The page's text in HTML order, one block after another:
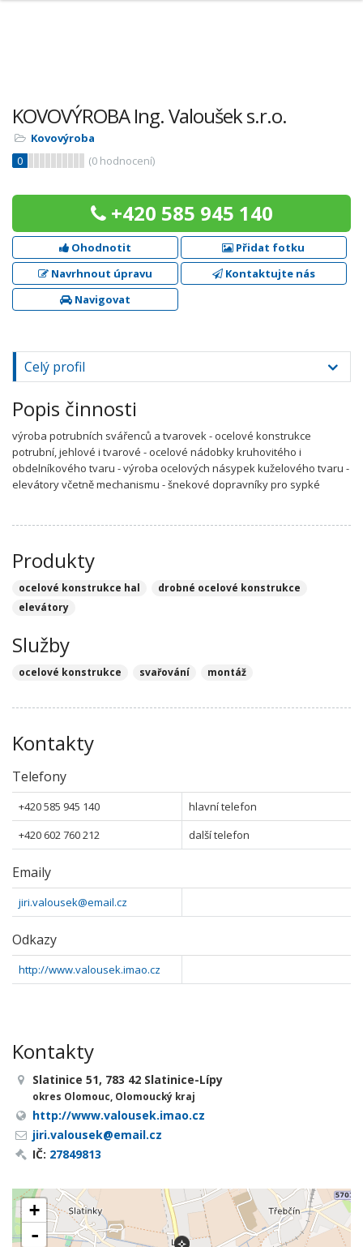
KOVOVÝROBA Ing. Valoušek s.r.o.
Kovovýroba
0
(0 hodnocení)
+420 585 945 140
Ohodnotit
Přidat fotku
Navrhnout úpravu
Kontaktujte nás
Navigovat
Celý profil
Popis činnosti
výroba potrubních svářenců a tvarovek - ocelové konstrukce
potrubní, jehlové i tvarové - ocelové nádobky kruhovitého i
obdelníkového tvaru - výroba ocelových násypek kuželového tvaru -
elevátory včetně mechanismu - šnekové dopravníky pro sypké
Produkty
ocelové konstrukce hal
drobné ocelové konstrukce
elevátory
Služby
ocelové konstrukce svařování montáž
Kontakty
Telefony
+420 585 945 140
hlavní telefon
+420 602 760 212
další telefon
Emaily
jiri.valousek@email.cz
Odkazy
http://www.valousek.imao.cz
Kontakty
Slatinice 51, 783 42 Slatinice-Lípy
okres Olomouc, Olomoucký kraj
http://www.valousek.imao.cz
jiri.valousek@email.cz
IČ: 27849813
+
-